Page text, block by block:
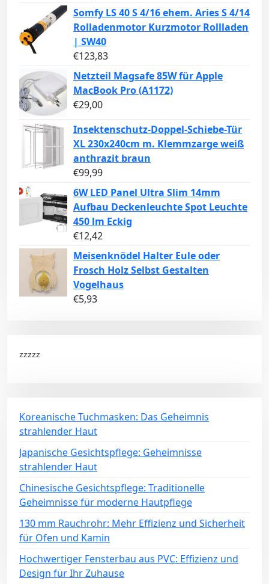
Somfy LS 40 S 4/16 ehem. Aries S 4/14
Rolladenmotor Kurzmotor Rollladen
| SW40
€123,83
Netzteil Magsafe 85W für Apple
MacBook Pro (A1172)
€29,00
Insektenschutz-Doppel-Schiebe-Tür
XL 230x240cm m. Klemmzarge weiß
anthrazit braun
€99,99
6W LED Panel Ultra Slim 14mm
Aufbau Deckenleuchte Spot Leuchte
450 lm Eckig
€12,42
Meisenknödel Halter Eule oder
Frosch Holz Selbst Gestalten
Vogelhaus
€5,93
zzzzz
Koreanische Tuchmasken: Das Geheimnis
strahlender Haut
Japanische Gesichtspflege: Geheimnisse
strahlender Haut
Chinesische Gesichtspflege: Traditionelle
Geheimnisse für moderne Hautpflege
130 mm Rauchrohr: Mehr Effizienz und Sicherheit
für Ofen und Kamin
Hochwertiger Fensterbau aus PVC: Effizienz und
Design für Ihr Zuhause